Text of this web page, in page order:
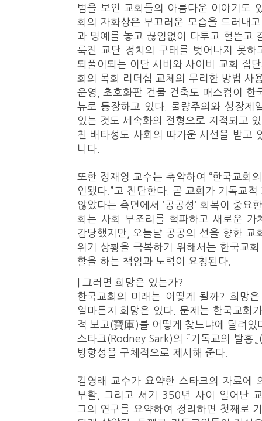
범을 보인 교회들의 아름다운 이야기도
회의 자화상은 부끄러운 모습을 드러내
과 명예를 놓고 끊임없이 다투고 헐뜯고
룩진 교단 정치의 구태를 벗어나지 못
되풀이되는 이단 시비와 사이비 교회 집
회의 목회 리더십 교체의 무리한 방법 사
운영, 초호화판 건물 건축도 매스컴이 한
뉴로 등장하고 있다. 물량주의와 성장제
있는 것도 세속화의 전형으로 지적되고
친 배타성도 사회의 따가운 시선을 받고
니다.
또한 정재영 교수는 축약하여 “한국교회
인됐다.”고 진단한다. 곧 교회가 기독교
않았다는 측면에서 ‘공공성’ 회복이 중
회는 사회 부조리를 혁파하고 새로운 가
감당했지만, 오늘날 공공의 선을 향한 교
위기 상황을 극복하기 위해서는 한국교
할을 하는 책임과 노력이 요청된다.
| 그러면 희망은 있는가?
한국교회의 미래는 어떻게 될까? 희망
얼마든지 희망은 있다. 문제는 한국교회
적 보고(寶庫)를 어떻게 찾느냐에 달려
스타크(Rodney Sark)의 『기독교의 발
방향성을 구체적으로 제시해 준다.
김영래 교수가 요약한 스타크의 자료에
부활, 그리고 서기 350년 사이 일어난
그의 연구를 요약하여 정리하면 첫째로